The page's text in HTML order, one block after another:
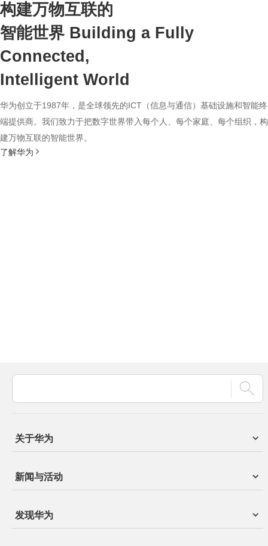
构建万物互联的
智能世界 Building a Fully
Connected,
Intelligent World
华为创立于1987年，是全球领先的ICT（信息与通信）基础设施和智能终
端提供商。我们致力于把数字世界带入每个人、每个家庭、每个组织，构
建万物互联的智能世界。
了解华为
关于华为
新闻与活动
发现华为